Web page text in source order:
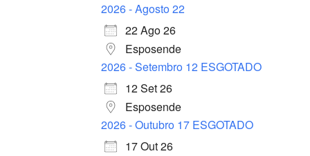
2026 - Agosto 22
22 Ago 26
Esposende
2026 - Setembro 12 ESGOTADO
12 Set 26
Esposende
2026 - Outubro 17 ESGOTADO
17 Out 26